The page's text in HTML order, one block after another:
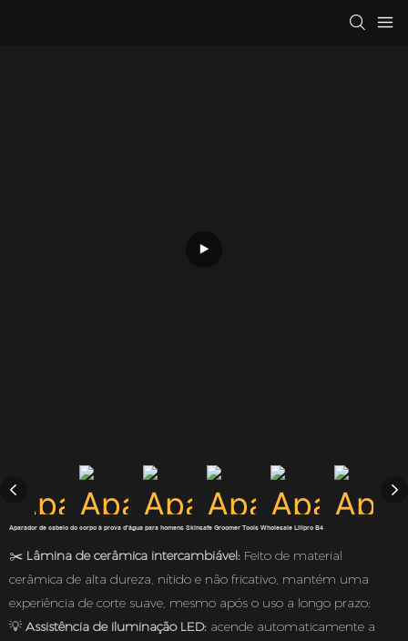
Aparador de cabelo do corpo à prova d'água para homens Skinsafe Groomer Tools Wholesale Lilipro B4
✂️ Lâmina de cerâmica intercambiável: Feito de material
cerâmica de alta dureza, nítido e não fricativo, mantém uma
experiência de corte suave, mesmo após o uso a longo prazo;
💡 Assistência de iluminação LED: acende automaticamente a